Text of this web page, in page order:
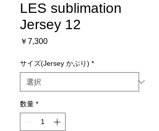
LES sublimation
Jersey 12
￥7,300価
サイズ(Jersey かぶり) *
数量 *